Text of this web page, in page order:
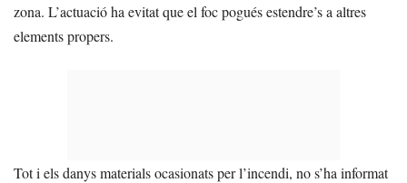
zona. L’actuació ha evitat que el foc pogués estendre’s a altres
elements propers.
Tot i els danys materials ocasionats per l’incendi, no s’ha informat